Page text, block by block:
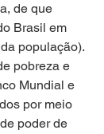
de que
Brasil em
população).
pobreza e
Mundial e
por meio
poder de